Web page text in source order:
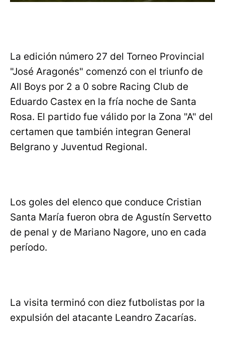
La edición número 27 del Torneo Provincial
"José Aragonés" comenzó con el triunfo de
All Boys por 2 a 0 sobre Racing Club de
Eduardo Castex en la fría noche de Santa
Rosa. El partido fue válido por la Zona "A" del
certamen que también integran General
Belgrano y Juventud Regional.
Los goles del elenco que conduce Cristian
Santa María fueron obra de Agustín Servetto
de penal y de Mariano Nagore, uno en cada
período.
La visita terminó con diez futbolistas por la
expulsión del atacante Leandro Zacarías.